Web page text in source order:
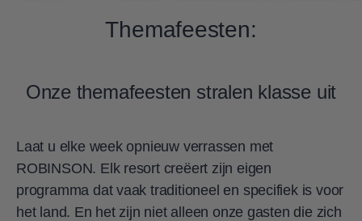
Themafeesten:
Onze themafeesten stralen klasse uit
Laat u elke week opnieuw verrassen met
ROBINSON. Elk resort creëert zijn eigen
programma dat vaak traditioneel en specifiek is voor
het land. En het zijn niet alleen onze gasten die zich